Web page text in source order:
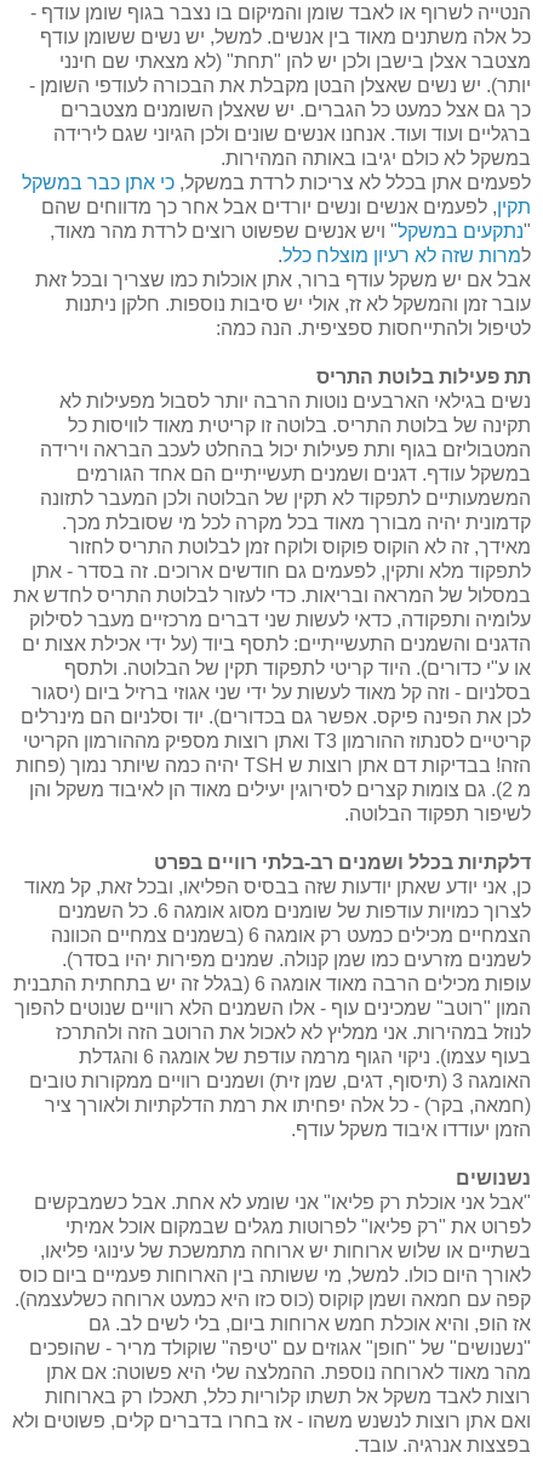
הנטייה לשרוף או לאבד שומן והמיקום בו נצבר בגוף שומן עודף -
כל אלה משתנים מאוד בין אנשים. למשל, יש נשים ששומן עודף
מצטבר אצלן בישבן ולכן יש להן "תחת" (לא מצאתי שם חינני
יותר). יש נשים שאצלן הבטן מקבלת את הבכורה לעודפי השומן -
כך גם אצל כמעט כל הגברים. יש שאצלן השומנים מצטברים
ברגליים ועוד ועוד. אנחנו אנשים שונים ולכן הגיוני שגם לירידה
במשקל לא כולם יגיבו באותה המהירות.
לפעמים אתן בכלל לא צריכות לרדת במשקל, כי אתן כבר במשקל
תקין, לפעמים אנשים ונשים יורדים אבל אחר כך מדווחים שהם
"נתקעים במשקל" ויש אנשים שפשוט רוצים לרדת מהר מאוד,
למרות שזה לא רעיון מוצלח כלל.
אבל אם יש משקל עודף ברור, אתן אוכלות כמו שצריך ובכל זאת
עובר זמן והמשקל לא זז, אולי יש סיבות נוספות. חלקן ניתנות
לטיפול ולהתייחסות ספציפית. הנה כמה:
תת פעילות בלוטת התריס
נשים בגילאי הארבעים נוטות הרבה יותר לסבול מפעילות לא
תקינה של בלוטת התריס. בלוטה זו קריטית מאוד לוויסות כל
המטבוליזם בגוף ותת פעילות יכול בהחלט לעכב הבראה וירידה
במשקל עודף. דגנים ושמנים תעשייתיים הם אחד הגורמים
המשמעותיים לתפקוד לא תקין של הבלוטה ולכן המעבר לתזונה
קדמונית יהיה מבורך מאוד בכל מקרה לכל מי שסובלת מכך.
מאידך, זה לא הוקוס פוקוס ולוקח זמן לבלוטת התריס לחזור
לתפקוד מלא ותקין, לפעמים גם חודשים ארוכים. זה בסדר - אתן
במסלול של המראה ובריאות. כדי לעזור לבלוטת התריס לחדש את
עלומיה ותפקודה, כדאי לעשות שני דברים מרכזיים מעבר לסילוק
הדגנים והשמנים התעשייתיים: לתסף ביוד (על ידי אכילת אצות ים
או ע"י כדורים). היוד קריטי לתפקוד תקין של הבלוטה. ולתסף
בסלניום - וזה קל מאוד לעשות על ידי שני אגוזי ברזיל ביום (יסגור
לכן את הפינה פיקס. אפשר גם בכדורים). יוד וסלניום הם מינרלים
קריטיים לסנתוז ההורמון T3 ואתן רוצות מספיק מההורמון הקריטי
הזה! בבדיקות דם אתן רוצות ש TSH יהיה כמה שיותר נמוך (פחות
מ 2). גם צומות קצרים לסירוגין יעילים מאוד הן לאיבוד משקל והן
לשיפור תפקוד הבלוטה.
דלקתיות בכלל ושמנים רב-בלתי רוויים בפרט
כן, אני יודע שאתן יודעות שזה בבסיס הפליאו, ובכל זאת, קל מאוד
לצרוך כמויות עודפות של שומנים מסוג אומגה 6. כל השמנים
הצמחיים מכילים כמעט רק אומגה 6 (בשמנים צמחיים הכוונה
לשמנים מזרעים כמו שמן קנולה. שמנים מפירות יהיו בסדר).
עופות מכילים הרבה מאוד אומגה 6 (בגלל זה יש בתחתית התבנית
המון "רוטב" שמכינים עוף - אלו השמנים הלא רוויים שנוטים להפוך
לנוזל במהירות. אני ממליץ לא לאכול את הרוטב הזה ולהתרכז
בעוף עצמו). ניקוי הגוף מרמה עודפת של אומגה 6 והגדלת
האומגה 3 (תיסוף, דגים, שמן זית) ושמנים רוויים ממקורות טובים
(חמאה, בקר) - כל אלה יפחיתו את רמת הדלקתיות ולאורך ציר
הזמן יעודדו איבוד משקל עודף.
נשנושים
"אבל אני אוכלת רק פליאו" אני שומע לא אחת. אבל כשמבקשים
לפרוט את "רק פליאו" לפרוטות מגלים שבמקום אוכל אמיתי
בשתיים או שלוש ארוחות יש ארוחה מתמשכת של עינוגי פליאו,
לאורך היום כולו. למשל, מי ששותה בין הארוחות פעמיים ביום כוס
קפה עם חמאה ושמן קוקוס (כוס כזו היא כמעט ארוחה כשלעצמה).
אז הופ, והיא אוכלת חמש ארוחות ביום, בלי לשים לב. גם
"נשנושים" של "חופן" אגוזים עם "טיפה" שוקולד מריר - שהופכים
מהר מאוד לארוחה נוספת. ההמלצה שלי היא פשוטה: אם אתן
רוצות לאבד משקל אל תשתו קלוריות כלל, תאכלו רק בארוחות
ואם אתן רוצות לנשנש משהו - אז בחרו בדברים קלים, פשוטים ולא
בפצצות אנרגיה. עובד.